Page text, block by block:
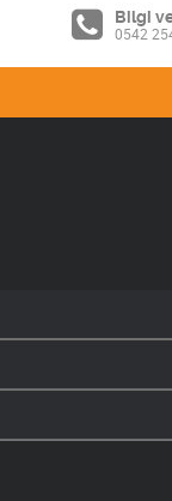
Bilgi
0542